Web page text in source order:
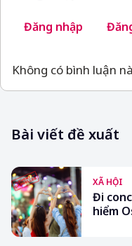
Đăng nhập
Không có bình luận
Bài viết đề xuất
XÃ HỘI
Đi
hiểm